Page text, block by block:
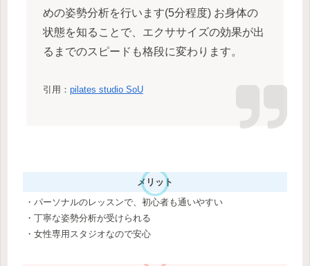
めの姿勢分析を行います(5分程度) お身体の
状態を知ることで、エクササイズの効果が出
るまでのスピードも格段に変わります。
引用： pilates studio SoU
メリット
・パーソナルのレッスンで、初心者も通いやすい
・丁寧な姿勢分析が受けられる
・女性専用スタジオなので安心